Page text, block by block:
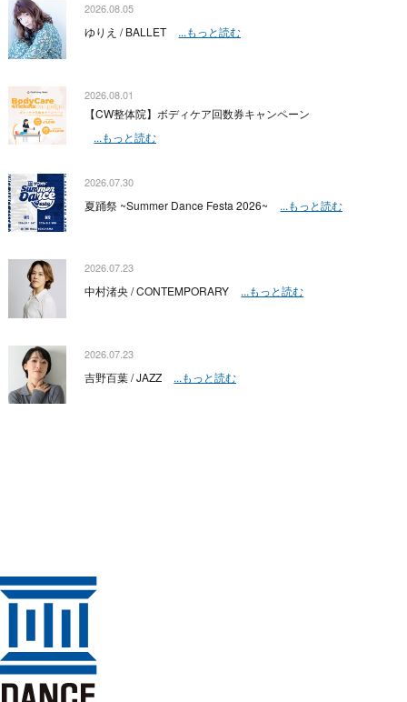
2026.08.05
ゆりえ / BALLET ...もっと読む
2026.08.01
【CW整体院】ボディケア回数券キャンペーン
...もっと読む
2026.07.30
夏踊祭 ~Summer Dance Festa 2026~ ...もっと読む
2026.07.23
中村渚央 / CONTEMPORARY ...もっと読む
2026.07.23
吉野百葉 / JAZZ ...もっと読む